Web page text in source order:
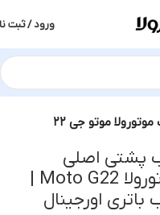
ورود / ثبت
موتو جی ۲۲
پشتی اصلی
باتری اورجینال